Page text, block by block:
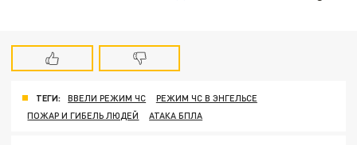
ТЕГИ: ВВЕЛИ РЕЖИМ ЧС
РЕЖИМ ЧС В ЭНГЕЛЬСЕ
ПОЖАР И ГИБЕЛЬ ЛЮДЕЙ
АТАКА БПЛА